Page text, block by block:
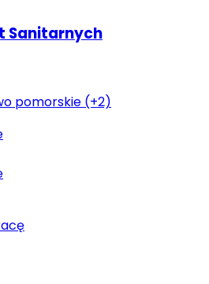
Sanitarnych
pomorskie (+2)